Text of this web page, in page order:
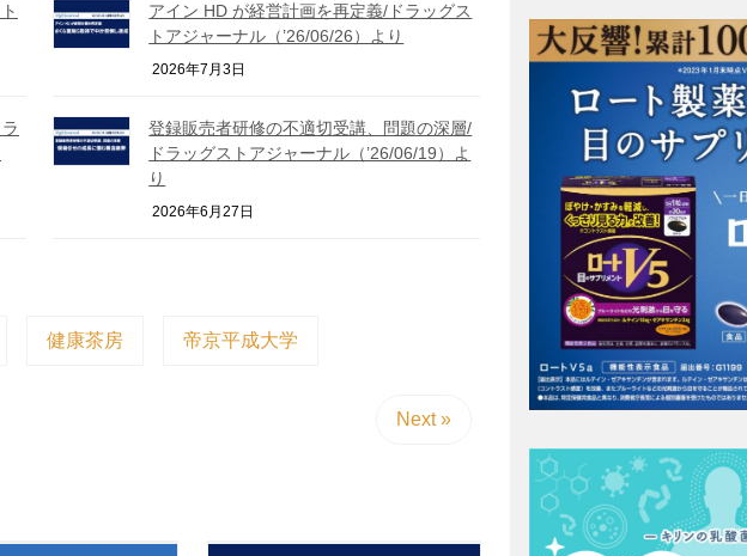
アイン HD が経営計画を再定義/ドラッグス
トアジャーナル（’26/06/26）より
2026年7月3日
登録販売者研修の不適切受講、問題の深層/
ドラッグストアジャーナル（’26/06/19）よ
り
2026年6月27日
健康茶房 帝京平成大学
Next »